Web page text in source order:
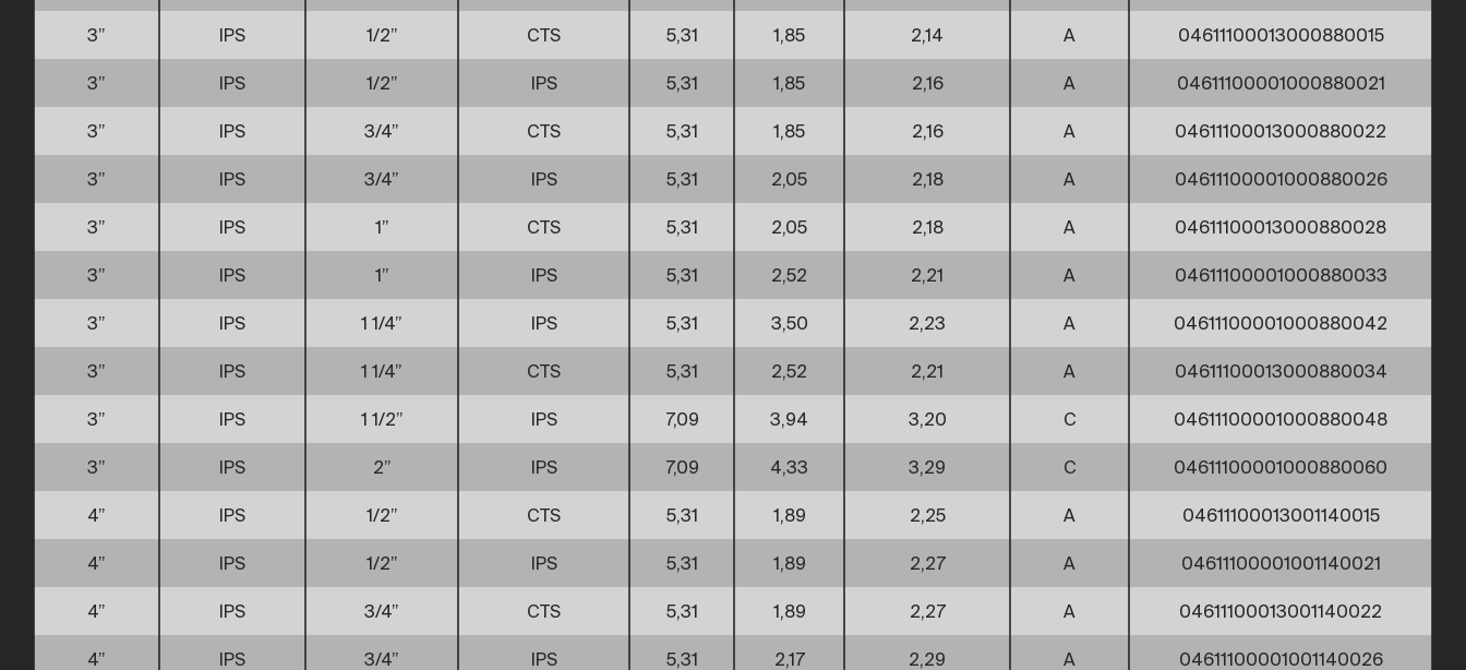
3” IPS 1/2” CTS 5,31 1,85 2,14 A 04611100013000880015
3” IPS 1/2” IPS 5,31 1,85 2,16 A 04611100001000880021
3” IPS 3/4” CTS 5,31 1,85 2,16 A 04611100013000880022
3” IPS 3/4” IPS 5,31 2,05 2,18 A 04611100001000880026
3” IPS 1” CTS 5,31 2,05 2,18 A 04611100013000880028
3” IPS 1” IPS 5,31 2,52 2,21 A 04611100001000880033
3” IPS 1 1/4” IPS 5,31 3,50 2,23 A 04611100001000880042
3” IPS 1 1/4” CTS 5,31 2,52 2,21 A 04611100013000880034
3” IPS 1 1/2” IPS 7,09 3,94 3,20 C 04611100001000880048
3” IPS 2” IPS 7,09 4,33 3,29 C 04611100001000880060
4” IPS 1/2” CTS 5,31 1,89 2,25 A 04611100013001140015
4” IPS 1/2” IPS 5,31 1,89 2,27 A 04611100001001140021
4” IPS 3/4” CTS 5,31 1,89 2,27 A 04611100013001140022
4” IPS 3/4” IPS 5,31 2,17 2,29 A 04611100001001140026